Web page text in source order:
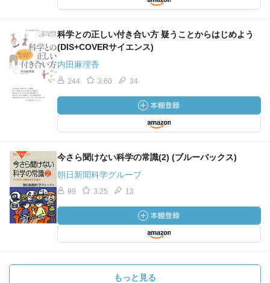
科学との正しい付き合い方 疑うことからはじめよう
(DIS+COVERサイエンス)
内田麻理香
244 3.60 34
今さら聞けない科学の常識(2) (ブルーバックス)
朝日新聞科学グループ
99 3.25 13
もっと見る